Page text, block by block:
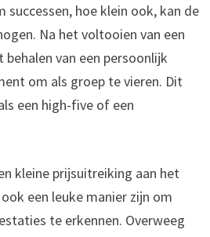
successen, hoe klein ook, kan de
Na het voltooien van een
van een persoonlijk
om als groep te vieren. Dit
een high-five of een
kleine prijsuitreiking aan het
een leuke manier zijn om
te erkennen. Overweeg